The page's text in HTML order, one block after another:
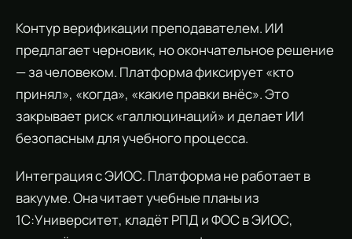
Контур верификации преподавателем. ИИ
предлагает черновик, но окончательное решение
— за человеком. Платформа фиксирует «кто
принял», «когда», «какие правки внёс». Это
закрывает риск «галлюцинаций» и делает ИИ
безопасным для учебного процесса.
Интеграция с ЭИОС. Платформа не работает в
вакууме. Она читает учебные планы из
1С:Университет, кладёт РПД и ФОС в ЭИОС,